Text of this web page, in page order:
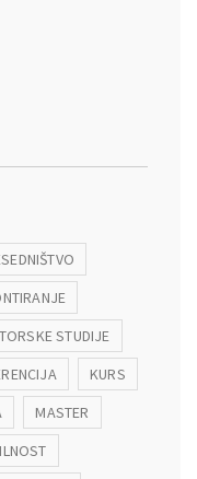
STUDIJE
KURS
MASTER